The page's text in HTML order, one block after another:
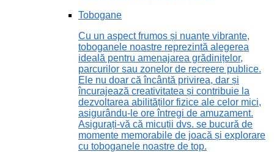
Tobogane
Cu un aspect frumos și nuanțe vibrante,
toboganele noastre reprezintă alegerea
ideală pentru amenajarea grădinițelor,
parcurilor sau zonelor de recreere publice.
Ele nu doar că încântă privirea, dar și
încurajează creativitatea și contribuie la
dezvoltarea abilităților fizice ale celor mici,
asigurându-le ore întregi de amuzament.
Asigurați-vă că micuții dvs. se bucură de
momente memorabile de joacă și explorare
cu toboganele noastre de top.